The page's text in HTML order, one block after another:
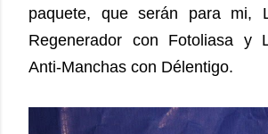
paquete, que serán para mi,
Regenerador con Fotoliasa y
Anti-Manchas con Délentigo.